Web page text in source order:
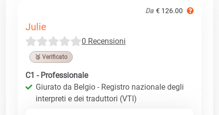
Da € 126.00
Julie
0 Recensioni
🥉 Verificato
C1 - Professionale
Giurato da Belgio - Registro nazionale degli
interpreti e dei traduttori (VTI)